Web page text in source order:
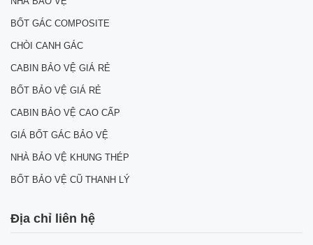
BỐT GÁC COMPOSITE
CHÒI CANH GÁC
CABIN BẢO VỆ GIÁ RẺ
BỐT BẢO VỆ GIÁ RẺ
CABIN BẢO VỆ CAO CẤP
GIÁ BỐT GÁC BẢO VỆ
NHÀ BẢO VỆ KHUNG THÉP
BỐT BẢO VỆ CŨ THANH LÝ
Địa chỉ liên hệ